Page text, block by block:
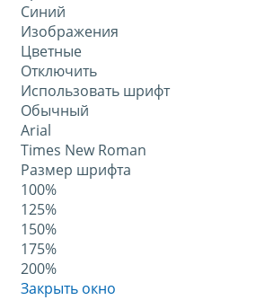
Синий
Изображения
Цветные
Отключить
Использовать шрифт
Обычный
Arial
Times New Roman
Размер шрифта
100%
125%
150%
175%
200%
Закрыть окно